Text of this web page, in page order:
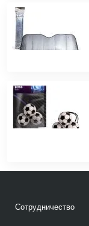
Сотрудничество